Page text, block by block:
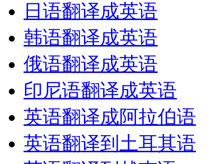
日语翻译成英语
韩语翻译成英语
俄语翻译成英语
印尼语翻译成英语
英语翻译成阿拉伯语
英语翻译到土耳其语